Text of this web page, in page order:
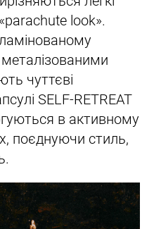
look».
металізованими
чуттєві
SELF-RETREAT
в активному
поєднуючи стиль,